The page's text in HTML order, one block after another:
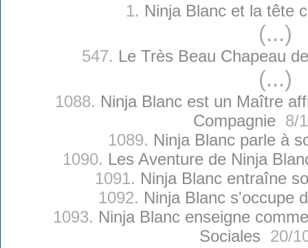
1. Ninja Blanc et la tête
(...)
547. Le Très Beau Chapeau
(...)
1088. Ninja Blanc est un Maître
Compagnie8/
1089. Ninja Blanc parle à
1090. Les Aventure de Ninja
1091. Ninja Blanc entraîne
1092. Ninja Blanc s'occupe
1093. Ninja Blanc enseigne
Sociales 20/